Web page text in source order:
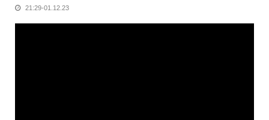
21:29-01.12.23